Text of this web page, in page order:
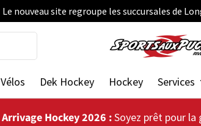
Le nouveau site regroupe les succursales de
Vélos Dek Hockey Hockey Services
Arrivage Hockey 2026 :Soyez prêt pour